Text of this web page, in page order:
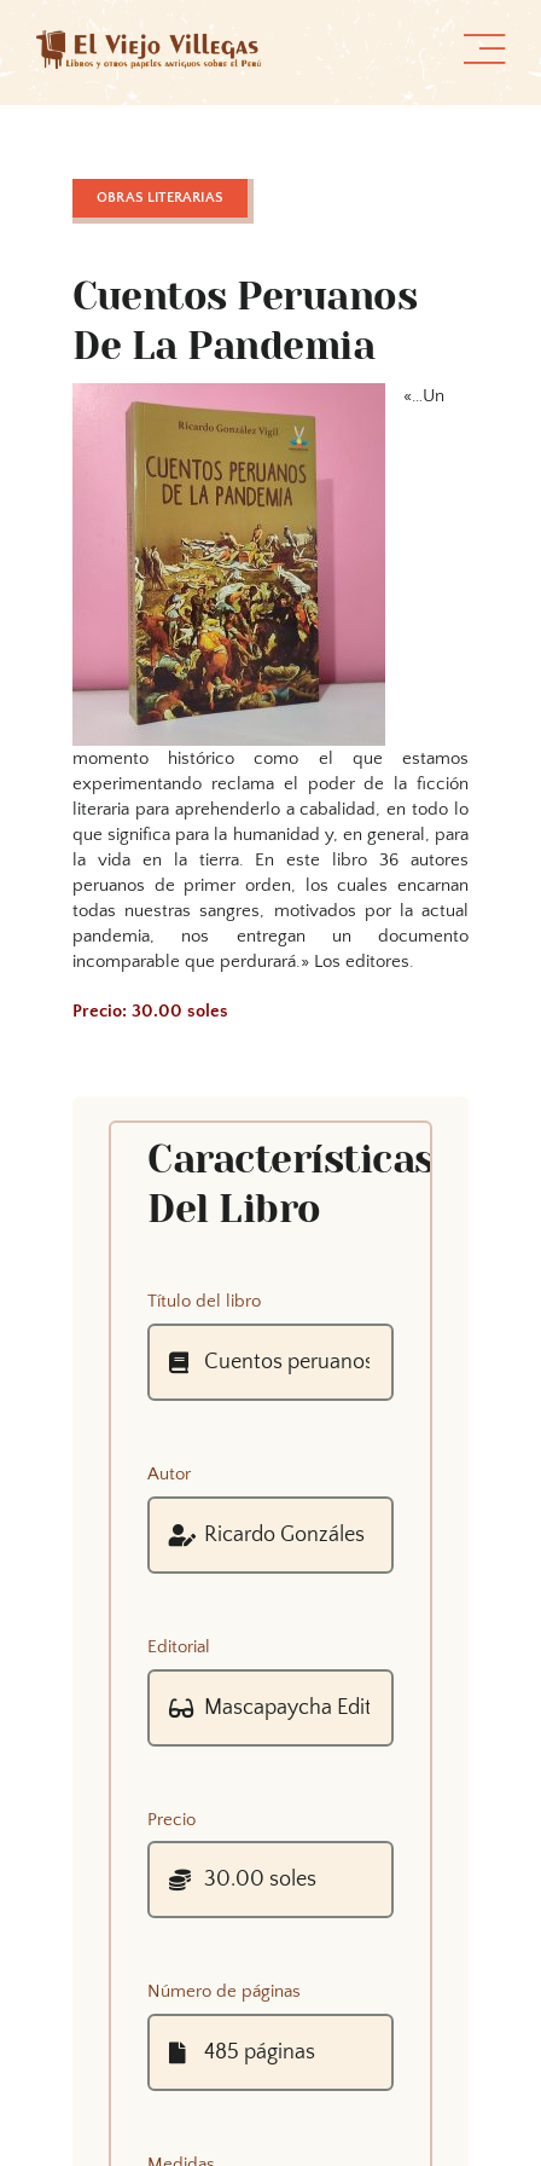
content
OBRAS LITERARIAS
Cuentos Peruanos
De La Pandemia
«…Un
momento histórico como el que estamos
experimentando reclama el poder de la ficción
literaria para aprehenderlo a cabalidad, en todo lo
que significa para la humanidad y, en general, para
la vida en la tierra. En este libro 36 autores
peruanos de primer orden, los cuales encarnan
todas nuestras sangres, motivados por la actual
pandemia, nos entregan un documento
incomparable que perdurará.» Los editores.
Precio: 30.00 soles
Características
Del Libro
Título del libro
Autor
Editorial
Precio
Número de páginas